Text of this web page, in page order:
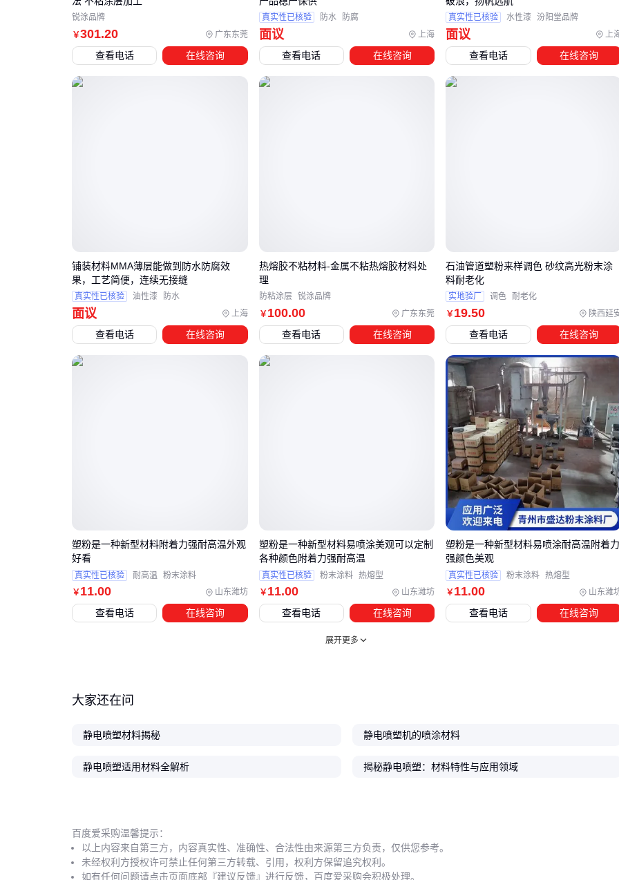
景建议选择高固含量型号。
金属粉末涂料
虽然装饰性强，但不同金属底材对涂层的附着
力要求不同。铝型材等轻金属建议选择专用底粉处理，而钢结
构则可直接使用常规金属粉末涂料。户外使用时要特别注意涂
粉末回收率低或固化不均匀等问题频发，往往是因为忽略了以
：直接影响材料利用率和工作环境清洁度，
开放式喷涂房尤其需要高效回收设计
：温度均匀性和控温精度决定了涂层的最终物理性
能，网带式结构更适合连续作业
：金属表面残留的油污或氧化物会直接导致
涂层附着力下降，碱性清洗剂对大多数基材更通用
操作人员的防护装备也常被低估。普通棉质手套容易积聚粉末
喷塑手套
既能防静电又保证灵活
性。这类看似细小的配套选择，实际影响着长期作业效率和安
建议根据主设备的吞吐量和喷涂对象特性，优先配置粉末回收
和温湿度控制器
等核心配套，再逐步完善防护与清洁工具。
不同规模的生产线可参考：
小型间歇作业：侧重手动清洁工具和基础防护
连续自动化线：必须配备完整的粉末回收系统和智能温控设
备
会改变雾化效果，建议每次作业后立即用专用清洁刷处理枪嘴
雨季前后检查粉末结块情况
避免将未使用的粉末长时间暴露在喷涂房
￥301.20 广东东莞
锐涂品牌
查看电话 在线咨询
面议 上海
真实性已核验 防水 防腐
查看电话 在线咨询
面议 上
真实性已核验 水性漆 汾阳堂品牌
查看电话 在线咨询
面议 上海
铺装材料MMA薄层能做到防水防腐效
果，工艺简便，连续无接缝
真实性已核验 油性漆 防水
查看电话 在线咨询
￥100.00 广东东莞
热熔胶不粘材料-金属不粘热熔胶材料处
理
防粘涂层 锐涂品牌
查看电话 在线咨询
￥19.50 陕西延
石油管道塑粉来样调色 砂纹高光粉末涂
料耐老化
实地验厂 调色 耐老化
查看电话 在线咨询
￥ 11.00 山东潍坊
塑粉是一种新型材料附着力强耐高温外观
好看
真实性已核验 耐高温 粉末涂料
查看电话 在线咨询
￥ 11.00 山东潍坊
塑粉是一种新型材料易喷涂美观可以定制
各种颜色附着力强耐高温
真实性已核验 粉末涂料 热熔型
查看电话 在线咨询
￥ 11.00 山东潍
塑粉是一种新型材料易喷涂耐高温附着
强颜色美观
真实性已核验 粉末涂料 热熔型
查看电话 在线咨询
展开更多
大家还在问
静电喷塑材料揭秘 静电喷塑机的喷涂材料
静电喷塑适用材料全解析 揭秘静电喷塑：材料特性与应用领域
百度爱采购温馨提示：
以上内容来自第三方，内容真实性、准确性、合法性由来源第三方负责，仅供您参考。
未经权利方授权许可禁止任何第三方转载、引用，权利方保留追究权利。
如有任何问题请点击页面底部『建议反馈』进行反馈，百度爱采购会积极处理。